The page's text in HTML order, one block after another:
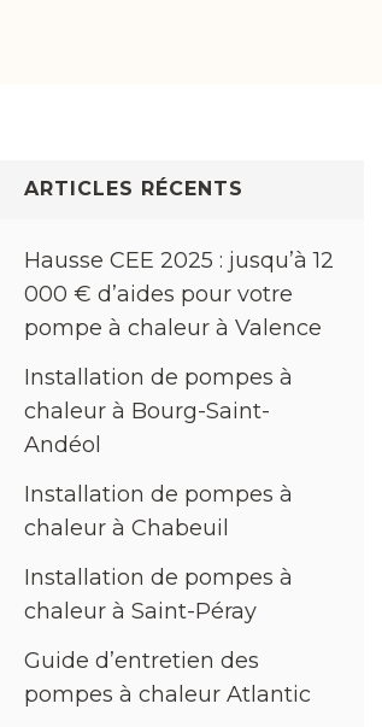
ARTICLES RÉCENTS
Hausse CEE 2025 : jusqu’à 12
000 € d’aides pour votre
pompe à chaleur à Valence
Installation de pompes à
chaleur à Bourg-Saint-
Andéol
Installation de pompes à
chaleur à Chabeuil
Installation de pompes à
chaleur à Saint-Péray
Guide d’entretien des
pompes à chaleur Atlantic